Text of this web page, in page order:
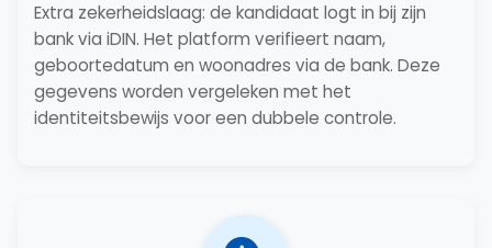
Extra zekerheidslaag: de kandidaat logt in bij zijn
bank via iDIN. Het platform verifieert naam,
geboortedatum en woonadres via de bank. Deze
gegevens worden vergeleken met het
identiteitsbewijs voor een dubbele controle.